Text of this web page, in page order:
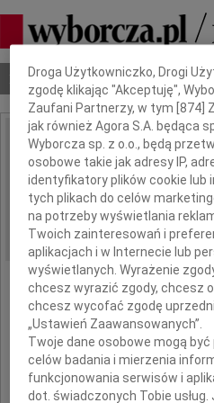
Nekrologi Odeszli Poradnik
IMIĘ I NAZWISKO: Eryk
REGION: Poznań
DATA EMISJI: 24.09.2010
Dbamy o Twoją prywatność
Droga Użytkowniczko, Drogi
zgodę klikając "Akceptuję",
Zaufani Partnerzy, w tym [874]
jak również Agora S.A. będąca
Wyborcza sp. z o.o., będą
osobowe takie jak adresy IP,
identyfikatory plików cookie lub
tych plikach do celów
na potrzeby wyświetlania
Twoich zainteresowań i
aplikacjach i w Internecie lub
wyświetlanych. Wyrażenie
chcesz wyrazić zgody, chcesz
chcesz wycofać zgodę
„Ustawień Zaawansowanych”.
Twoje dane osobowe mogą
celów badania i mierzenia
funkcjonowania serwisów i
dot. świadczonych Tobie